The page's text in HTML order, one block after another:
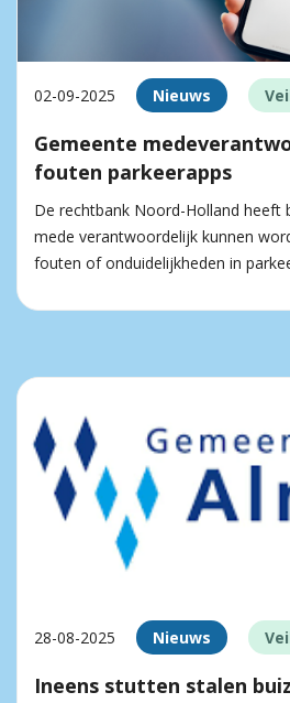
02-09-2025 Nieuws
Gemeente
fouten parkeerapps
De rechtbank Noord-Holland heeft
mede verantwoordelijk kunnen
fouten of onduidelijkheden in
28-08-2025 Nieuws
Ineens stutten stalen